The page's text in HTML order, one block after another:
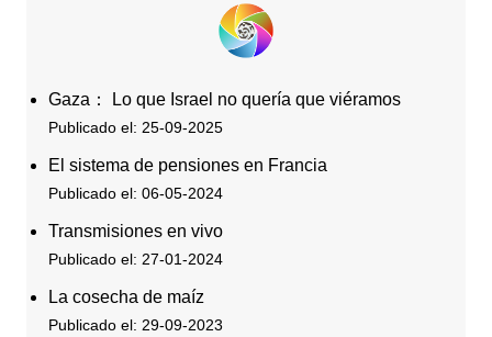
Gaza： Lo que Israel no quería que viéramos
Publicado el: 25-09-2025
El sistema de pensiones en Francia
Publicado el: 06-05-2024
Transmisiones en vivo
Publicado el: 27-01-2024
La cosecha de maíz
Publicado el: 29-09-2023